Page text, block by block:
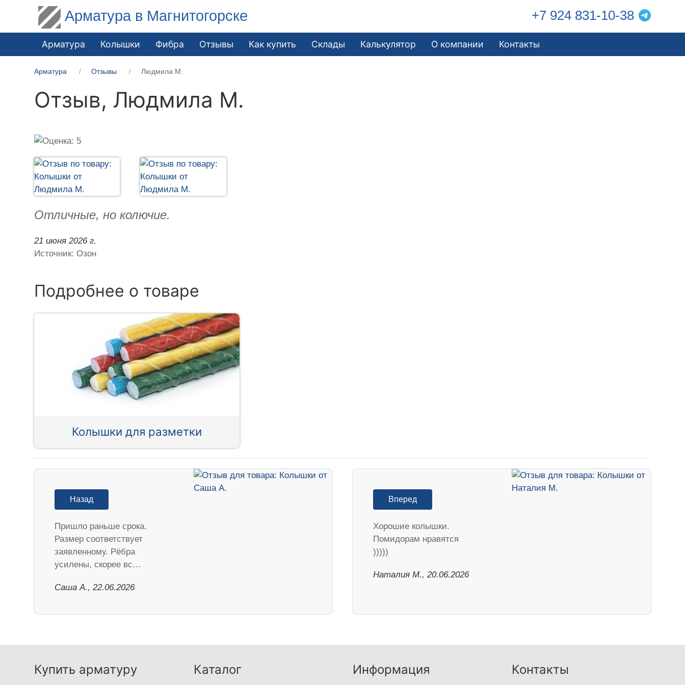
Арматура в Магнитогорске +7 924 831-10-38
Арматура Колышки Фибра Отзывы Как купить Склады Калькулятор О компании Контакты
Арматура Отзывы Людмила М.
Отзыв, Людмила М.
Отличные, но колючие.
21 июня 2026 г.
Источник: Озон
Подробнее о товаре
Колышки для разметки
Назад
Пришло раньше срока.
Размер соответствует
заявленному. Рёбра
усилены, скорее вс…
Саша А., 22.06.2026
Вперед
Хорошие колышки.
Помидорам нравятся
)))))
Наталия М., 20.06.2026
Купить арматуру Каталог Информация Контакты